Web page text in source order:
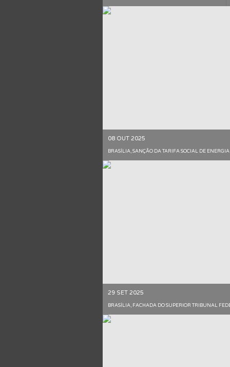
08 OUT 2025
BRASÍLIA, SANÇÃO DA TARIFA SOCIAL DE ENERGIA
29 SET 2025
BRASÍLIA, FACHADA DO SUPERIOR TRIBUNAL